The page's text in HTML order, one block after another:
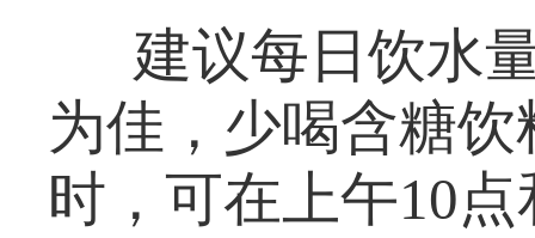
建议每日饮水
为佳，少喝含糖
时，可在上午10